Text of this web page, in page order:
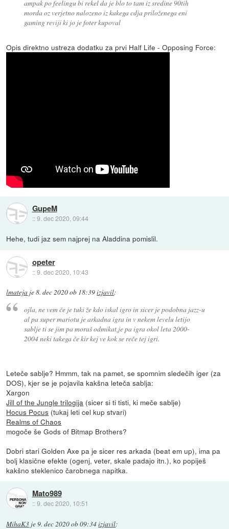
ampak po feelingu bi rekel da je blo to tam iz sredine 90tih
morda oz verjetno nalozeno iz kakega cdja priloženega eni
gaming reviji ki jo je foter kupoval
Opis direktno ustreza dodatku za prvi Half Life - Opposing Force:
GupeM
::9. dec 2020, 09:44
Hehe, tudi jaz sem najprej na Aladdina pomislil.
opeter
::9. dec 2020, 10:43
lmateja je8. dec 2020 ob 18:39izjavil:
ojla, ne vem če je tuki že kdo iskal igro in sicer je podobna jazz-u
al pa super mariotu je arkadna igra in v nekem levelu letijo
sablje ti se jim pa moraš odmikat,je pa igra okol leta 2000-
2004 neki takega če kir kej ve kok se reče tej igri.
Leteče sablje? Hmmm, tak na pamet, se spomnim sledečih iger (za
DOS), kjer se je pojavila kakšna leteča sablja:
Xargon
Jill of the Jungle trilogija (sicer si ti tisti, ki meče sablje)
Hocus Pocus (tukaj leti cel kup stvari)
Realms of Chaos
mogoče še Gods of Bitmap Brothers?
Dobri stari Golden Axe pa je sicer res arkada (beat em up), ima pa
bolj klasične efekte (ogenj, veter, skale padajo itn.), ko popiješ
kakšno steklenico čarobnega napitka.
Mato989
::9. dec 2020, 10:51
MihaK3 je9. dec 2020 ob 09:34izjavil: